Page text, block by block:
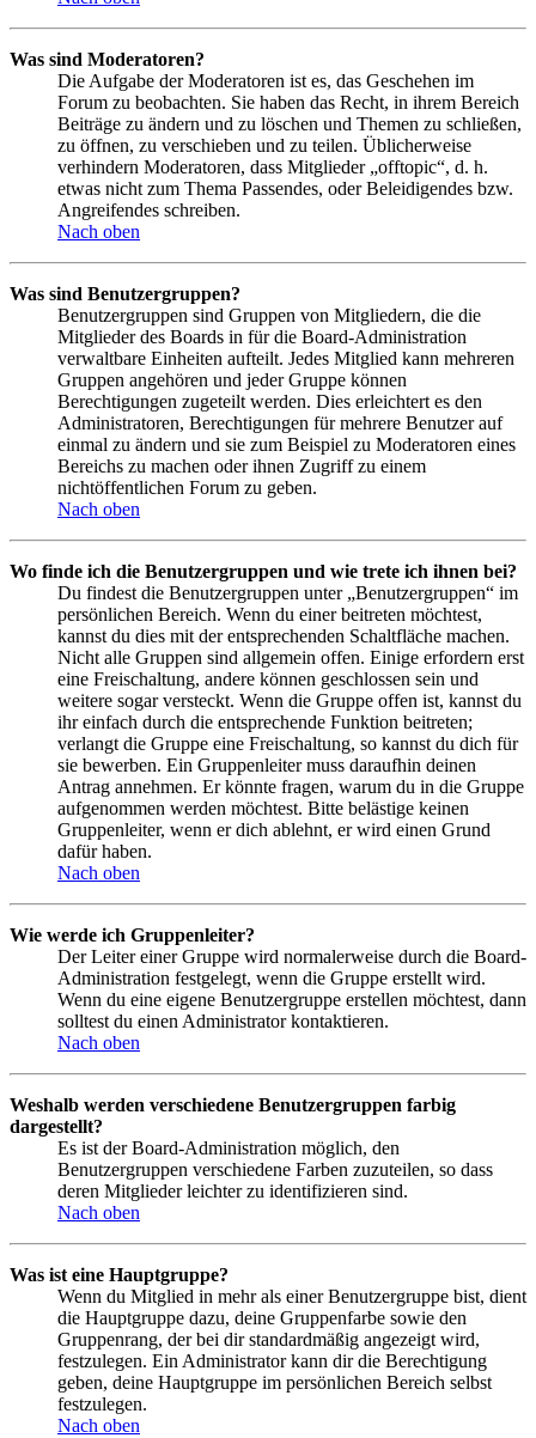
Was sind Moderatoren?
Die Aufgabe der Moderatoren ist es, das Geschehen im
Forum zu beobachten. Sie haben das Recht, in ihrem Bereich
Beiträge zu ändern und zu löschen und Themen zu schließen,
zu öffnen, zu verschieben und zu teilen. Üblicherweise
verhindern Moderatoren, dass Mitglieder „offtopic“, d. h.
etwas nicht zum Thema Passendes, oder Beleidigendes bzw.
Angreifendes schreiben.
Nach oben
Was sind Benutzergruppen?
Benutzergruppen sind Gruppen von Mitgliedern, die die
Mitglieder des Boards in für die Board-Administration
verwaltbare Einheiten aufteilt. Jedes Mitglied kann mehreren
Gruppen angehören und jeder Gruppe können
Berechtigungen zugeteilt werden. Dies erleichtert es den
Administratoren, Berechtigungen für mehrere Benutzer auf
einmal zu ändern und sie zum Beispiel zu Moderatoren eines
Bereichs zu machen oder ihnen Zugriff zu einem
nichtöffentlichen Forum zu geben.
Nach oben
Wo finde ich die Benutzergruppen und wie trete ich ihnen bei?
Du findest die Benutzergruppen unter „Benutzergruppen“ im
persönlichen Bereich. Wenn du einer beitreten möchtest,
kannst du dies mit der entsprechenden Schaltfläche machen.
Nicht alle Gruppen sind allgemein offen. Einige erfordern erst
eine Freischaltung, andere können geschlossen sein und
weitere sogar versteckt. Wenn die Gruppe offen ist, kannst du
ihr einfach durch die entsprechende Funktion beitreten;
verlangt die Gruppe eine Freischaltung, so kannst du dich für
sie bewerben. Ein Gruppenleiter muss daraufhin deinen
Antrag annehmen. Er könnte fragen, warum du in die Gruppe
aufgenommen werden möchtest. Bitte belästige keinen
Gruppenleiter, wenn er dich ablehnt, er wird einen Grund
dafür haben.
Nach oben
Wie werde ich Gruppenleiter?
Der Leiter einer Gruppe wird normalerweise durch die Board-
Administration festgelegt, wenn die Gruppe erstellt wird.
Wenn du eine eigene Benutzergruppe erstellen möchtest, dann
solltest du einen Administrator kontaktieren.
Nach oben
Weshalb werden verschiedene Benutzergruppen farbig
dargestellt?
Es ist der Board-Administration möglich, den
Benutzergruppen verschiedene Farben zuzuteilen, so dass
deren Mitglieder leichter zu identifizieren sind.
Nach oben
Was ist eine Hauptgruppe?
Wenn du Mitglied in mehr als einer Benutzergruppe bist, dient
die Hauptgruppe dazu, deine Gruppenfarbe sowie den
Gruppenrang, der bei dir standardmäßig angezeigt wird,
festzulegen. Ein Administrator kann dir die Berechtigung
geben, deine Hauptgruppe im persönlichen Bereich selbst
festzulegen.
Nach oben